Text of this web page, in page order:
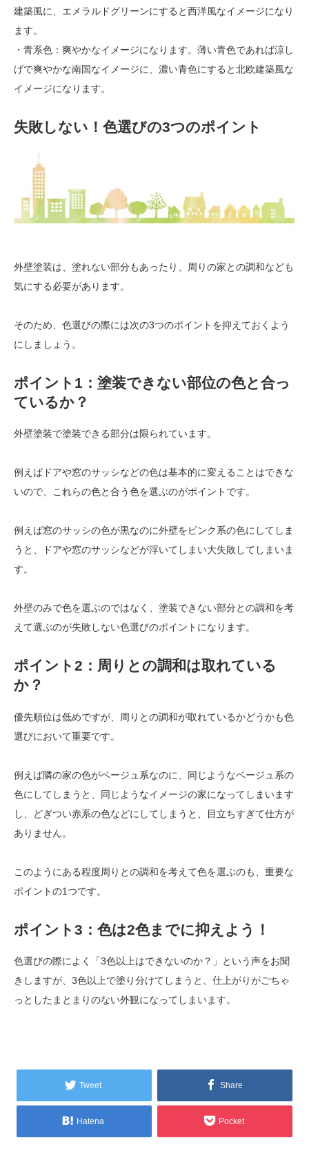
建築風に、エメラルドグリーンにすると西洋風なイメージになり
ます。
・青系色：爽やかなイメージになります。薄い青色であれば涼し
げで爽やかな南国なイメージに、濃い青色にすると北欧建築風な
イメージになります。
失敗しない！色選びの3つのポイント
外壁塗装は、塗れない部分もあったり、周りの家との調和なども
気にする必要があります。
そのため、色選びの際には次の3つのポイントを抑えておくよう
にしましょう。
ポイント1：塗装できない部位の色と合っ
ているか？
外壁塗装で塗装できる部分は限られています。
例えばドアや窓のサッシなどの色は基本的に変えることはできな
いので、これらの色と合う色を選ぶのがポイントです。
例えば窓のサッシの色が黒なのに外壁をピンク系の色にしてしま
うと、ドアや窓のサッシなどが浮いてしまい大失敗してしまいま
す。
外壁のみで色を選ぶのではなく、塗装できない部分との調和を考
えて選ぶのが失敗しない色選びのポイントになります。
ポイント2：周りとの調和は取れている
か？
優先順位は低めですが、周りとの調和が取れているかどうかも色
選びにおいて重要です。
例えば隣の家の色がベージュ系なのに、同じようなベージュ系の
色にしてしまうと、同じようなイメージの家になってしまいます
し、どぎつい赤系の色などにしてしまうと、目立ちすぎて仕方が
ありません。
このようにある程度周りとの調和を考えて色を選ぶのも、重要な
ポイントの1つです。
ポイント3：色は2色までに抑えよう！
色選びの際によく「3色以上はできないのか？」という声をお聞
きしますが、3色以上で塗り分けてしまうと、仕上がりがごちゃ
っとしたまとまりのない外観になってしまいます。
Tweet Share
Hatena Pocket